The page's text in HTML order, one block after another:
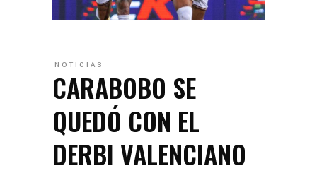
NOTICIAS
CARABOBO SE
QUEDÓ CON EL
DERBI VALENCIANO